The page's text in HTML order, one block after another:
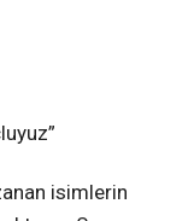
isimlerin